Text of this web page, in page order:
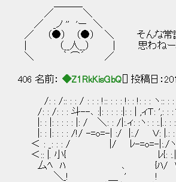
／ ＼
／ _ノ '' 'ー ＼
／ （●） （●） ＼ そんな常識
| （__人__） | 思わねーお
＼ ｀ ⌒´ ／
406 名前： ◆Z1RkKisGbQ [] 投稿日：
/: : /:: : : / : : : !:: : : : !: : !: : : ヽ:: : :
/: : /: : : 斗--､ :|: : : : :|: : | ,ィＴ: ',: : :
|: : |: : : : : |: / ＼: : /|:.ィ: :ヽ: : :.|.: : :
|: : |: : : : /!/ -=o=-| :/ |:./ Ｖ: |.: :
＜ : _: : : / |/ ﾚ-=o=-|:./ヽ:
＜:: |. 小{ ﾚ{: :.|ヽ:| そ
厶ﾍ ﾊ ､ {ﾊ/ V 俺の友達
＼_! ＿ ' !